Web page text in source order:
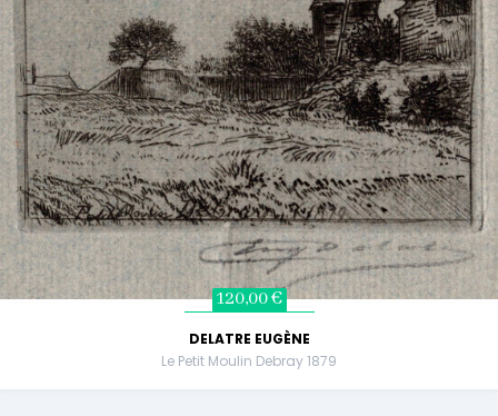
120,00 €
DELATRE EUGÈNE
Le Petit Moulin Debray 1879